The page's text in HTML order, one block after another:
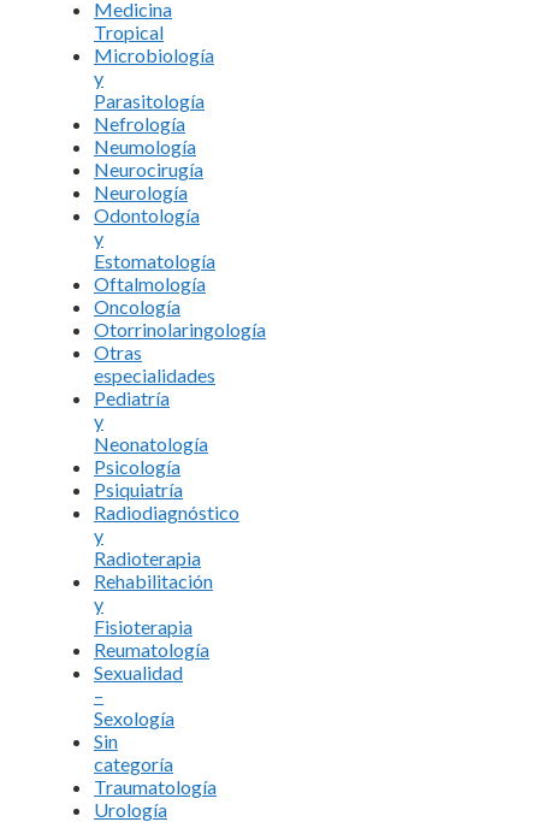
Medicina
Tropical
Microbiología
y
Parasitología
Nefrología
Neumología
Neurocirugía
Neurología
Odontología
y
Estomatología
Oftalmología
Oncología
Otorrinolaringología
Otras
especialidades
Pediatría
y
Neonatología
Psicología
Psiquiatría
Radiodiagnóstico
y
Radioterapia
Rehabilitación
y
Fisioterapia
Reumatología
Sexualidad
–
Sexología
Sin
categoría
Traumatología
Urología